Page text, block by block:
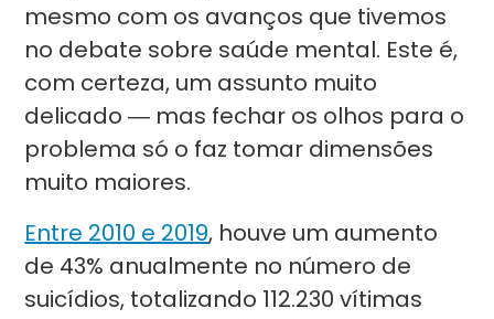
mesmo com os avanços que tivemos
no debate sobre saúde mental. Este é,
com certeza, um assunto muito
delicado ― mas fechar os olhos para o
problema só o faz tomar dimensões
muito maiores.
Entre 2010 e 2019, houve um aumento
de 43% anualmente no número de
suicídios, totalizando 112.230 vítimas